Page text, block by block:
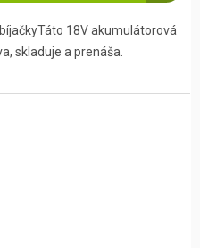
18V akumulátorová
skladuje a prenáša.